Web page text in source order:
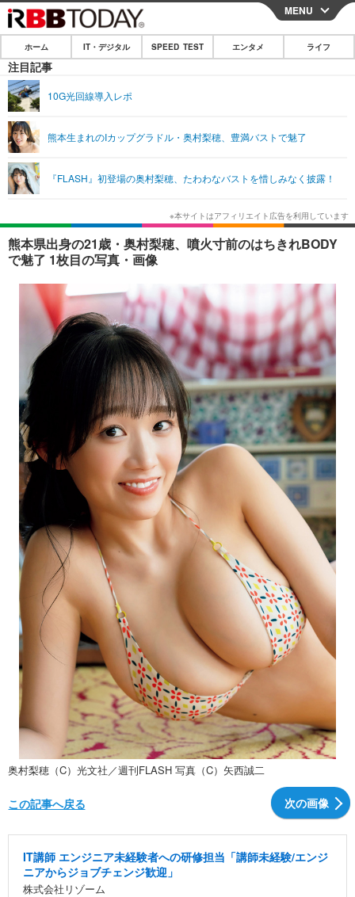
CLOSE
ホーム
IT・デジタル
ショッピング その他
SPEED TEST
エンタメ
エンタメTOP 映画・ドラマ
韓国・芸能
音楽 スポーツ
ショッピング その他
ライフ
ライフTOP グルメ
ペット ショッピング
リリース一覧
プッシュ通知の停止方法
MENU
ホーム IT・デジタル SPEED TEST エンタメ ライフ
注目記事
10G光回線導入レポ
熊本生まれのIカップグラドル・奥村梨穂、豊満バストで魅了
『FLASH』初登場の奥村梨穂、たわわなバストを惜しみなく披露！
熊本県出身の21歳・奥村梨穂、噴火寸前のはちきれBODY
で魅了 1枚目の写真・画像
奥村梨穂（C）光文社／週刊FLASH 写真（C）矢西誠二
次の画像
この記事へ戻る
IT講師 エンジニア未経験者への研修担当「講師未経験/エンジ
ニアからジョブチェンジ歓迎」
株式会社リゾーム